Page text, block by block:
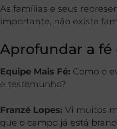
As famílias e seus
importante, não existe
Aprofundar a fé
Equipe Mais Fé: Como o
e testemunho?
Franzé Lopes: Vi muitos
que o campo já está